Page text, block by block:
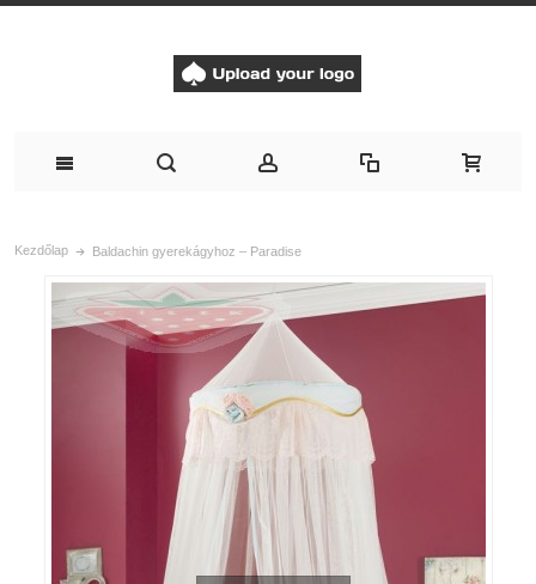
Kezdőlap Baldachin gyerekágyhoz – Paradise